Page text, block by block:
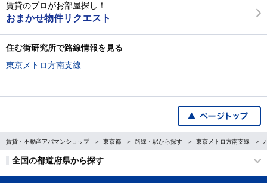
賃貸のプロがお部屋探し！
おまかせ物件リクエスト
住む街研究所で路線情報を見る
東京メトロ方南支線
賃貸・不動産アパマンショップ 東京都 路線・駅から探す 東京メトロ方南支線
全国の都道府県から探す